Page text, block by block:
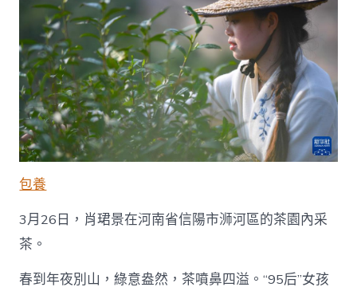
故
事
丨
年
夜
別
山
下
的
茶
孩
_
網〉
包養
3月26日，肖珺景在河南省信陽市浉河區的茶園內采
茶。
春到年夜別山，綠意盎然，茶噴鼻四溢。“95后”女孩